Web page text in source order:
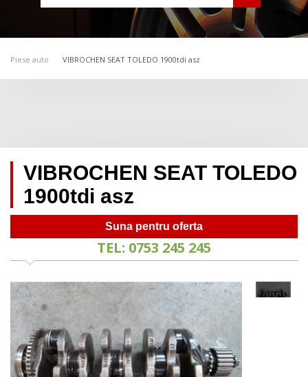
Piese auto VIBROCHEN SEAT TOLEDO 1900tdi asz
VIBROCHEN SEAT TOLEDO
1900tdi asz
Suna pentru oferta
TEL: 0753 245 245